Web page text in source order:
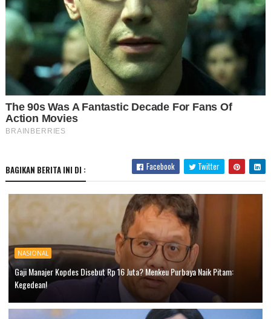
BAGIKAN BERITA INI DI : Facebook Twitter
NASIONAL
Gaji Manajer Kopdes Disebut Rp 16 Juta? Menkeu Purbaya Naik Pitam:
Kegedean!